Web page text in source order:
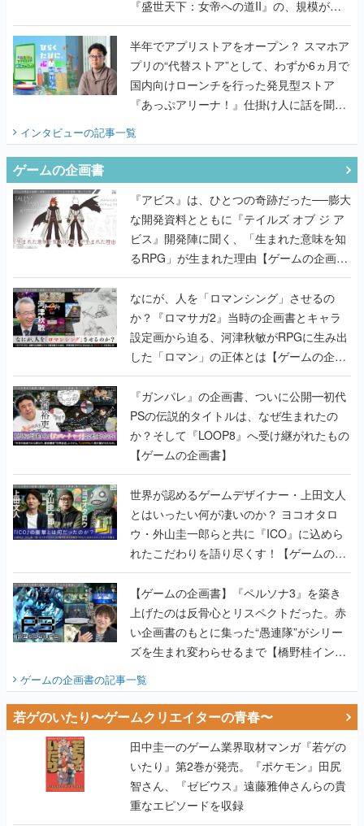
『盛世天下：女帝への道II』の、規模が違
うこだわりをプロデューサーに聞いた
半年でアプリストアをオープン？ スマホア
プリの“代替ストア”として、わずか6ヵ月で
国内向けローンチを行った発見型ストア
『あっぷアリーナ！』仕掛け人に話を聞い
てみた
インタビューの記事一覧
ゲームの企画書
『アビス』は、ひとつの奇跡だった──膨大
な開発資料とともに『テイルズ オブ ジ ア
ビス』開発陣に聞く、「生まれた意味を知
るRPG」が生まれた理由【ゲームの企画
書】
なにが、人を「ロマンシング」させるの
か？『ロマサガ2』当時の企画書とキャラ
設定画から迫る、河津秋敏がRPGに生み出
した「ロマン」の正体とは【ゲームの企画
書】
『ガンパレ』の企画書、ついに公開━初代
PSの伝説的タイトルは、なぜ生まれたの
か？そして『LOOP8』へ受け継がれたもの
【ゲームの企画書】
世界が認めるゲームデザイナー・上田文人
とはいったい何が凄いのか？ ヨコオタロ
ウ・外山圭一郎らと共に『ICO』に込めら
れたこだわりを語り尽くす！【ゲームの企
画書】
【ゲームの企画書】『ペルソナ3』を築き
上げたのは反骨心とリスペクトだった。赤
い企画書のもとに集った“愚連隊”がシリー
ズを生まれ変わらせるまで【橋野桂インタ
ビュー】
ゲームの企画書の記事一覧
若ゲのいたり〜ゲームクリエイターの青春〜
田中圭一のゲーム業界取材マンガ『若ゲの
いたり』第2巻が発売。『ポケモン』田尻
智さん、『ゼビウス』遠藤雅伸さんらの貴
重なエピソードを収録